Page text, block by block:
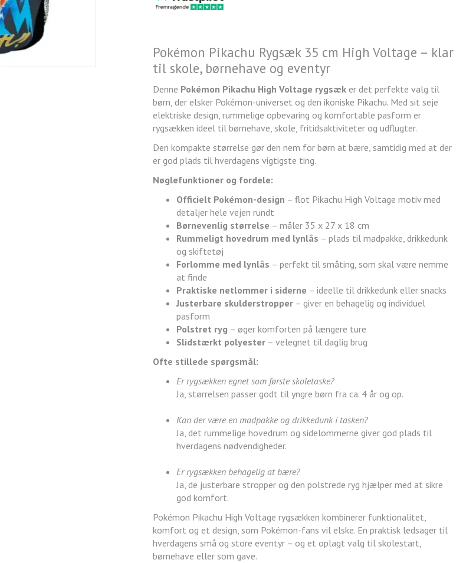
Pokémon Pikachu Rygsæk 35 cm High Voltage – klar
til skole, børnehave og eventyr
Denne Pokémon Pikachu High Voltage rygsæker det perfekte valg til
børn, der elsker Pokémon-universet og den ikoniske Pikachu. Med sit seje
elektriske design, rummelige opbevaring og komfortable pasform er
rygsækken ideel til børnehave, skole, fritidsaktiviteter og udflugter.
Den kompakte størrelse gør den nem for børn at bære, samtidig med at der
er god plads til hverdagens vigtigste ting.
Nøglefunktioner og fordele:
Officielt Pokémon-design – flot Pikachu High Voltage motiv med
detaljer hele vejen rundt
Børnevenlig størrelse – måler 35 x 27 x 18 cm
Rummeligt hovedrum med lynlås – plads til madpakke, drikkedunk
og skiftetøj
Forlomme med lynlås – perfekt til småting, som skal være nemme
at finde
Praktiske netlommer i siderne – ideelle til drikkedunk eller snacks
Justerbare skulderstropper– giver en behagelig og individuel
pasform
Polstret ryg – øger komforten på længere ture
Slidstærkt polyester– velegnet til daglig brug
Ofte stillede spørgsmål:
Er rygsækken egnet som første skoletaske?
Ja, størrelsen passer godt til yngre børn fra ca. 4 år og op.
Kan der være en madpakke og drikkedunk i tasken?
Ja, det rummelige hovedrum og sidelommerne giver god plads til
hverdagens nødvendigheder.
Er rygsækken behagelig at bære?
Ja, de justerbare stropper og den polstrede ryg hjælper med at sikre
god komfort.
Pokémon Pikachu High Voltage rygsækken kombinerer funktionalitet,
komfort og et design, som Pokémon-fans vil elske. En praktisk ledsager til
hverdagens små og store eventyr – og et oplagt valg til skolestart,
børnehave eller som gave.